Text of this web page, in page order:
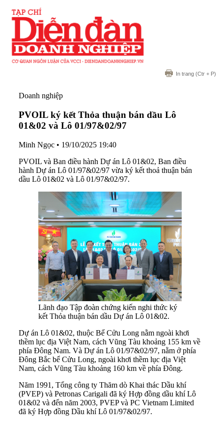
In trang (Ctr + P)
Doanh nghiệp
PVOIL ký kết Thỏa thuận bán dầu Lô
01&02 và Lô 01/97&02/97
Minh Ngọc • 19/10/2025 19:40
PVOIL và Ban điều hành Dự án Lô 01&02, Ban điều
hành Dự án Lô 01/97&02/97 vừa ký kết thoả thuận bán
dầu Lô 01&02 và Lô 01/97&02/97.
Lãnh đạo Tập đoàn chứng kiến nghi thức ký
kết Thỏa thuận bán dầu Dự án Lô 01&02.
Dự án Lô 01&02, thuộc Bể Cửu Long nằm ngoài khơi
thềm lục địa Việt Nam, cách Vũng Tàu khoảng 155 km về
phía Đông Nam. Và Dự án Lô 01/97&02/97, nằm ở phía
Đông Bắc bể Cửu Long, ngoài khơi thềm lục địa Việt
Nam, cách Vũng Tàu khoảng 160 km về phía Đông.
Năm 1991, Tổng công ty Thăm dò Khai thác Dầu khí
(PVEP) và Petronas Carigali đã ký Hợp đồng dầu khí Lô
01&02 và đến năm 2003, PVEP và PC Vietnam Limited
đã ký Hợp đồng Dầu khí Lô 01/97&02/97.